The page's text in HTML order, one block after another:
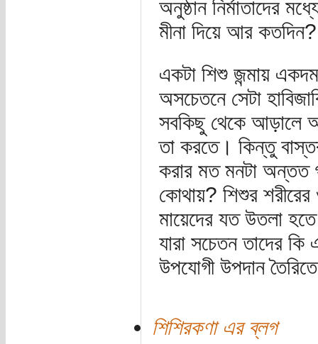
অনুষ্ঠান নির্মাতাদের
মীনা দিয়ে আর
একটা শিশু জন্মায়
অসচেতনে সেটা
সবকিছু থেকে আড়ালে
তা করতে। কিন্তু
করার মত মনটা অন্তত
কোথায়? শিশুর শরীরের
মায়েদের যত উতলা
যারা সচেতন তাদের
উপযোগী উপদান
শিশিরকণা এর ব্লগ